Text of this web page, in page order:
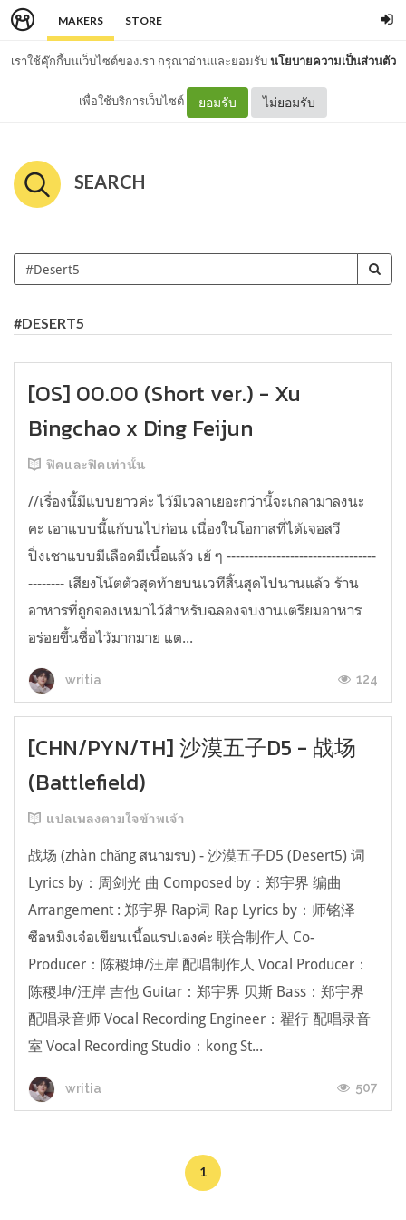
MAKERS STORE
เราใช้คุ๊กกี้บนเว็บไซต์ของเรา กรุณาอ่านและยอมรับนโยบายความเป็นส่วนตัว
เพื่อใช้บริการเว็บไซต์ ยอมรับ ไม่ยอมรับ
SEARCH
#DESERT5
[OS] 00.00 (Short ver.) - Xu
Bingchao x Ding Feijun
ฟิคและฟิคเท่านั้น
//เรื่องนี้มีแบบยาวค่ะ ไว้มีเวลาเยอะกว่านี้จะเกลามาลงนะ
คะ เอาแบบนี้แก้บนไปก่อน เนื่องในโอกาสที่ได้เจอสวี
ปิ่งเชาแบบมีเลือดมีเนื้อแล้ว เย้ ๆ ---------------------------------
-------- เสียงโน้ตตัวสุดท้ายบนเวทีสิ้นสุดไปนานแล้ว ร้าน
อาหารที่ถูกจองเหมาไว้สำหรับฉลองจบงานเตรียมอาหาร
อร่อยขึ้นชื่อไว้มากมาย แต...
writia 124
[CHN/PYN/TH] 沙漠五子D5 - 战场
(Battlefield)
แปลเพลงตามใจข้าพเจ้า
战场 (zhàn chǎng สนามรบ) - 沙漠五子D5 (Desert5) 词
Lyrics by：周剑光 曲 Composed by：郑宇界 编曲
Arrangement : 郑宇界 Rap词 Rap Lyrics by：师铭泽
ซือหมิงเจ๋อเขียนเนื้อแรปเองค่ะ 联合制作人 Co-
Producer：陈稷坤/汪岸 配唱制作人 Vocal Producer：
陈稷坤/汪岸 吉他 Guitar：郑宇界 贝斯 Bass：郑宇界
配唱录音师 Vocal Recording Engineer：翟行 配唱录音
室 Vocal Recording Studio：kong St...
writia 507
1